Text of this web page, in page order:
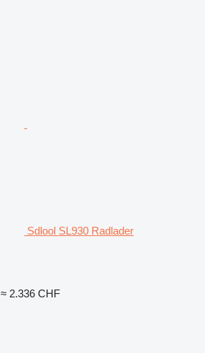
Sdlool SL930 Radlader
≈ 2.336 CHF